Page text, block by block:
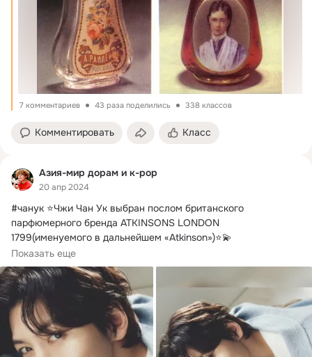
7 комментариев 43 раза поделились 338 классов
Комментировать Класс
Азия-мир дорам и к-рор
20 апр 2024
#чанук ⭐Чжи Чан Ук выбран послом британского
парфюмерного бренда ATKINSONS LONDON
1799(именуемого в дальнейшем «Atkinson»)⭐💫
Чжи Чан...
Показать еще